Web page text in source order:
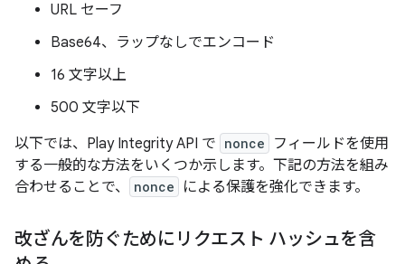
URL セーフ
Base64、ラップなしでエンコード
16 文字以上
500 文字以下
以下では、Play Integrity API で nonce
フィールドを使用
する一般的な方法をいくつか示します。下記の方法を組み
合わせることで、
nonce による保護を強化できます。
改ざんを防ぐためにリクエスト ハッシュを含